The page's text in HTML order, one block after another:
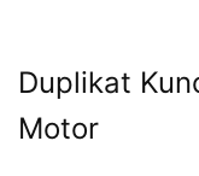
Duplikat
Motor